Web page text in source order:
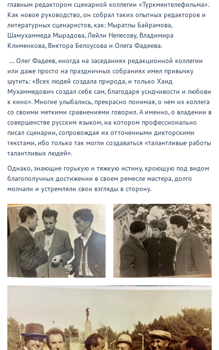
главным редактором сценарной коллегии «Туркментелефильма».
Как новое руководство, он собрал таких опытных редакторов и
литературных сценаристов, как: Мыратлы Байрамова,
Шамухаммеда Мырадова, Лейли Непесову, Владимира
Клименкова, Виктора Белоусова и Олега Фадеева.
… Олег Фадеев, иногда на заседаниях редакционной коллегии
или даже просто на праздничных собраниях имел привычку
шутить: «Всех людей создала природа, и только Хаид
Мухаммедович создал себя сам, благодаря усидчивости и любови
к кино». Многие улыбались, прекрасно понимая, о чем их коллега
со своими меткими сравнениями говорил. А именно, о владении в
совершенстве русским языком, на котором профессионально
писал сценарии, сопровождая их отточенными дикторскими
текстами, ибо только так могли создаваться «талантливые работы
талантливых людей».
Однако, знающие горькую и тяжкую истину, кроющую под видом
благополучных достижении в своем ремесле мастера, долго
молчали и устремляли свои взгляды в сторону.